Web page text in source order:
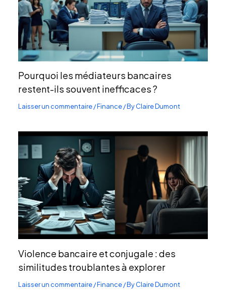
Pourquoi les médiateurs bancaires
restent-ils souvent inefficaces ?
Laisser un commentaire/Finance/ ByClaire Dumont
Violence bancaire et conjugale : des
similitudes troublantes à explorer
Laisser un commentaire/Finance/ ByClaire Dumont